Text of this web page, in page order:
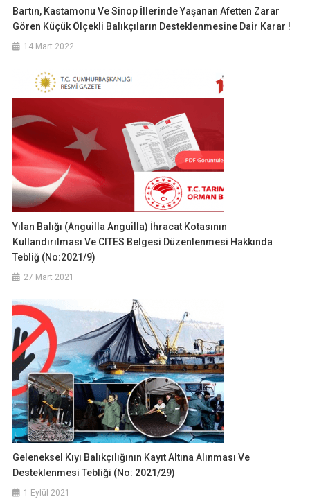
Bartın, Kastamonu Ve Sinop İllerinde Yaşanan Afetten Zarar
Gören Küçük Ölçekli Balıkçıların Desteklenmesine Dair Karar !
14 Mart 2022
Yılan Balığı (Anguilla Anguilla) İhracat Kotasının
Kullandırılması Ve CITES Belgesi Düzenlenmesi Hakkında
Tebliğ (No:2021/9)
27 Mart 2021
Geleneksel Kıyı Balıkçılığının Kayıt Altına Alınması Ve
Desteklenmesi Tebliği (No: 2021/29)
1 Eylül 2021